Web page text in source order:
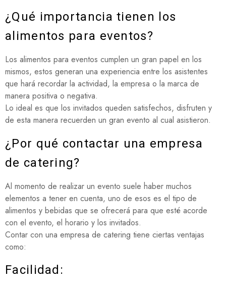
¿Qué importancia tienen los
alimentos para eventos?
Los alimentos para eventos cumplen un gran papel en los
mismos, estos generan una experiencia entre los asistentes
que hará recordar la actividad, la empresa o la marca de
manera positiva o negativa.
Lo ideal es que los invitados queden satisfechos, disfruten y
de esta manera recuerden un gran evento al cual asistieron.
¿Por qué contactar una empresa
de catering?
Al momento de realizar un evento suele haber muchos
elementos a tener en cuenta, uno de esos es el tipo de
alimentos y bebidas que se ofrecerá para que esté acorde
con el evento, el horario y los invitados.
Contar con una empresa de catering tiene ciertas ventajas
como:
Facilidad: